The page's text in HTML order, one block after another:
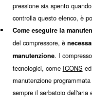
compressore viene
compressore e di
Prestare
possibili rischi prima
questo modo, sarete
Dopo aver imparato